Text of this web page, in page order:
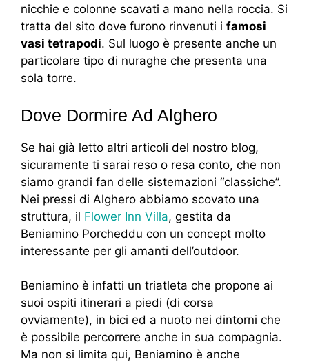
nicchie e colonne scavati a mano nella roccia. Si
tratta del sito dove furono rinvenuti i famosi
vasi tetrapodi. Sul luogo è presente anche un
particolare tipo di nuraghe che presenta una
sola torre.
Dove Dormire Ad Alghero
Se hai già letto altri articoli del nostro blog,
sicuramente ti sarai reso o resa conto, che non
siamo grandi fan delle sistemazioni “classiche”.
Nei pressi di Alghero abbiamo scovato una
struttura, il Flower Inn Villa, gestita da
Beniamino Porcheddu con un concept molto
interessante per gli amanti dell’outdoor.
Beniamino è infatti un triatleta che propone ai
suoi ospiti itinerari a piedi (di corsa
ovviamente), in bici ed a nuoto nei dintorni che
è possibile percorrere anche in sua compagnia.
Ma non si limita qui, Beniamino è anche